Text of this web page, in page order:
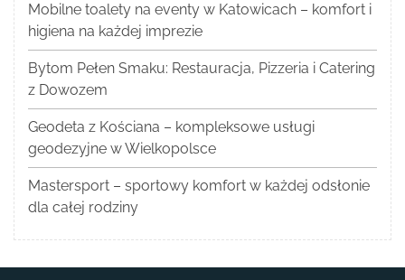
Mobilne toalety na eventy w Katowicach – komfort i
higiena na każdej imprezie
Bytom Pełen Smaku: Restauracja, Pizzeria i Catering
z Dowozem
Geodeta z Kościana – kompleksowe usługi
geodezyjne w Wielkopolsce
Mastersport – sportowy komfort w każdej odsłonie
dla całej rodziny